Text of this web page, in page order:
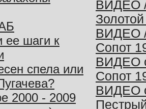
ее шаги к
спела или
2000 - 2009
ВИДЕО
ВИДЕО
Сопот
ВИДЕО
Сопот
ВИДЕО